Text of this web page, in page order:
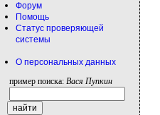
Форум
Помощь
Статус проверяющей
системы
О персональных данных
пример поиска: Вася Пупкин